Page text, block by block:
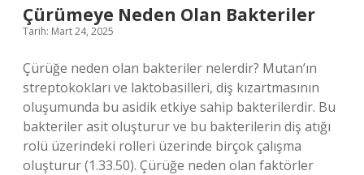
Çürümeye Neden Olan Bakteriler
Tarih: Mart 24, 2025
Çürüğe neden olan bakteriler nelerdir? Mutan’ın
streptokokları ve laktobasilleri, diş kızartmasının
oluşumunda bu asidik etkiye sahip bakterilerdir. Bu
bakteriler asit oluşturur ve bu bakterilerin diş atığı
rolü üzerindeki rolleri üzerinde birçok çalışma
oluşturur (1.33.50). Çürüğe neden olan faktörler